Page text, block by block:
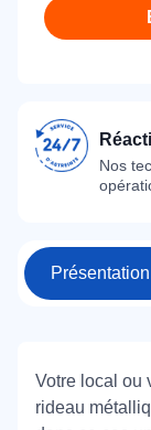
Nos
Présentation
Votre local ou
rideau